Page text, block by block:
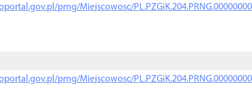
prng/Miejscowosc/
prng/Miejscowosc/